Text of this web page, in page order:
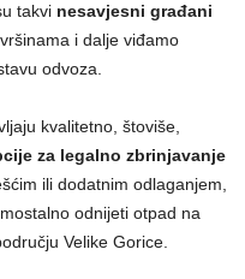
takvi nesavjesni građani
i dalje viđamo
odvoza.
kvalitetno, štoviše,
za legalno zbrinjavanje
ili dodatnim odlaganjem,
odnijeti otpad na
Velike Gorice.